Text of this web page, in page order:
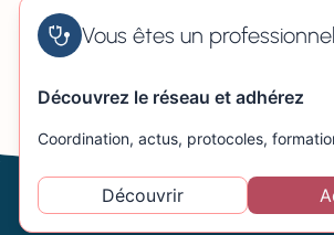
Vous êtes un
Découvrez le réseau et adhérez
Coordination, actus, protocoles,
Découvrir